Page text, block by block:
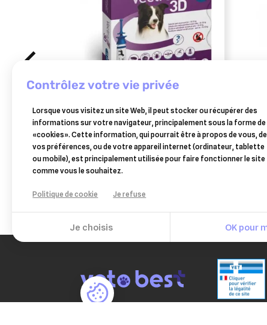
CEVA SANTE ANIMALE
vectra 3d pipettes chien 10 à 25
kg 3 pipettes
21,60 €
Ajouter au panier
contrôlez votre vie privée
Lorsque vous visitez un site Web, il peut stocker ou récupérer des
informations sur votre navigateur, principalement sous la forme de
«cookies». Cette information, qui pourrait être à propos de vous, de
vos préférences, ou de votre appareil internet (ordinateur, tablette
ou mobile), est principalement utilisée pour faire fonctionner le site
comme vous le souhaitez.
Politique de cookie Je refuse
Je choisis OK pour